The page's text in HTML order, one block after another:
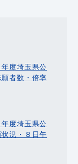
年度埼玉県公
者数・倍率
年度埼玉県公
況・８日午